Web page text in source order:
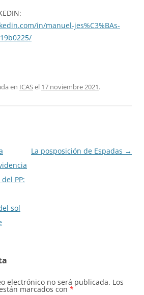
in/manuel-jes%C3%BAs-
en ICASel 17 noviembre 2021.
PP:
sol
La posposición de Espadas →
electrónico no será publicada. Los
marcados con *